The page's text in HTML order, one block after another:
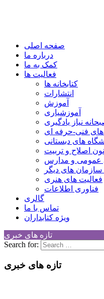
Children Cultural Development
صفحه اصلی
درباره ما
کمک به ما
فعالیت ها
کتابخانه ها
انتشارات
آموزش
آموزشیاری
نیاز یادگیری
های فنی-حرفه ای
های دبستانی
اصلاح و تربیت
عمومی و مدارس
سازمان های دیگر
فعالیت های هنری
فناوری اطلاعات
گالری
تماس با ما
ویژه کتابداران
تازه های خبری
Search for:
تازه های خبری